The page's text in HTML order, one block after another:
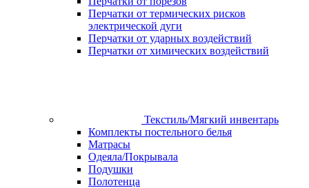
Перчатки от термических рисков
электрической дуги
Перчатки от ударных воздействий
Перчатки от химических воздействий
Текстиль/Мягкий инвентарь
Комплекты постельного белья
Матрасы
Одеяла/Покрывала
Подушки
Полотенца